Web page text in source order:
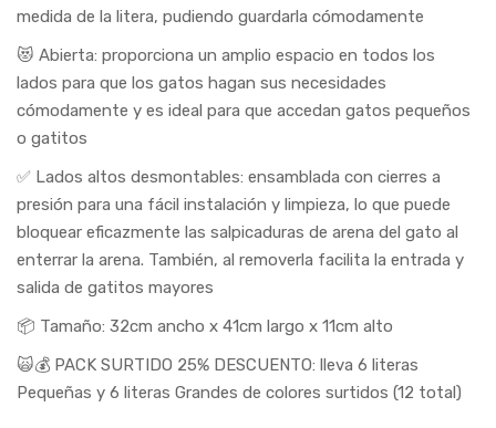
medida de la litera, pudiendo guardarla cómodamente
😻 Abierta: proporciona un amplio espacio en todos los
lados para que los gatos hagan sus necesidades
cómodamente y es ideal para que accedan gatos pequeños
o gatitos
✅ Lados altos desmontables: ensamblada con cierres a
presión para una fácil instalación y limpieza, lo que puede
bloquear eficazmente las salpicaduras de arena del gato al
enterrar la arena. También, al removerla facilita la entrada y
salida de gatitos mayores
📦 Tamaño: 32cm ancho x 41cm largo x 11cm alto
🙀💰 PACK SURTIDO 25% DESCUENTO: lleva 6 literas
Pequeñas y 6 literas Grandes de colores surtidos (12 total)